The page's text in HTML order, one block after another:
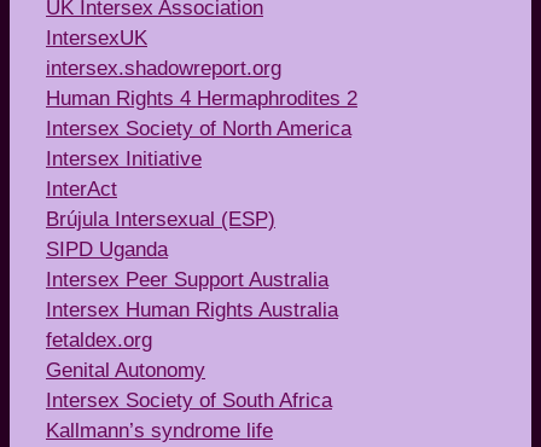
UK Intersex Association
IntersexUK
intersex.shadowreport.org
Human Rights 4 Hermaphrodites 2
Intersex Society of North America
Intersex Initiative
InterAct
Brújula Intersexual (ESP)
SIPD Uganda
Intersex Peer Support Australia
Intersex Human Rights Australia
fetaldex.org
Genital Autonomy
Intersex Society of South Africa
Kallmann’s syndrome life